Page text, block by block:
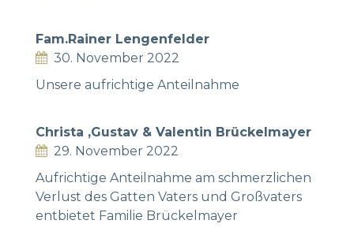
Fam.Rainer Lengenfelder
30. November 2022
Unsere aufrichtige Anteilnahme
Christa ,Gustav & Valentin Brückelmayer
29. November 2022
Aufrichtige Anteilnahme am schmerzlichen
Verlust des Gatten Vaters und Großvaters
entbietet Familie Brückelmayer